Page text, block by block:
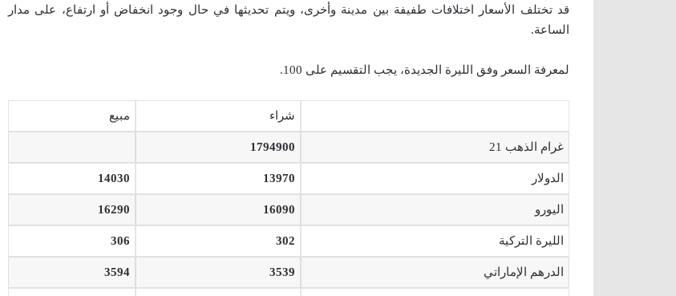
قد تختلف الأسعار اختلافات طفيفة بين مدينة وأخرى، ويتم تحديثها في حال وجود انخفاض أو ارتفاع، على مدار
الساعة.
لمعرفة السعر وفق الليرة الجديدة، يجب التقسيم على 100.
شراء مبيع
غرام الذهب 21 1794900
الدولار 13970
14030
اليورو 16090
16290
الليرة التركية 302
306
الدرهم الإماراتي 3539
3594